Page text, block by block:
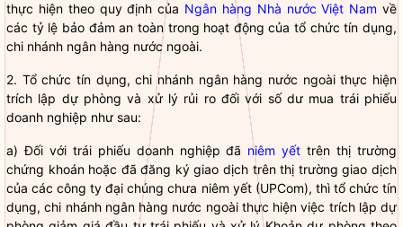
thực hiện theo quy định của Ngân hàng Nhà nước Việt Nam về
các tỷ lệ bảo đảm an toàn trong hoạt động củatổ chức tín dụng,
chi nhánh ngân hàng nước ngoài.
2. Tổ chức tín dụng,chi nhánh ngân hàng nước ngoàithực hiện
trích lập dự phòng và xử lý rủi ro đối với số dư mua trái phiếu
doanh nghiệp như sau:
a) Đối với trái phiếu doanh nghiệp đã niêm yết trên thị trường
chứng khoán hoặc đã đăng ký giao dịch trên thị trường giao dịch
của các công ty đại chúng chưa niêm yết(UPCom), thì tổ chức tín
dụng,chi nhánh ngân hàng nước ngoàithực hiện việc trích lập dự